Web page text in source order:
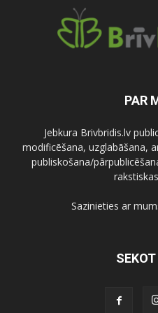
PAR
Jebkura Brivbridis.lv
modificēšana, uzglabāšana,
publiskošana/
Sazinieties ar